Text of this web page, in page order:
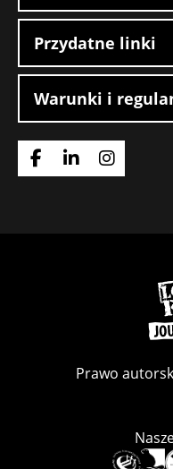
Przydatne linki
Warunki i
Idź
Facebook
Idź
LinkedIn
Idź
Prawo
Deze